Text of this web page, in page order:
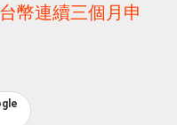
幣連續三個月申